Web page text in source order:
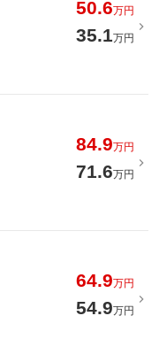
50.6万円
35.1万円
84.9万円
71.6万円
64.9万円
54.9万円